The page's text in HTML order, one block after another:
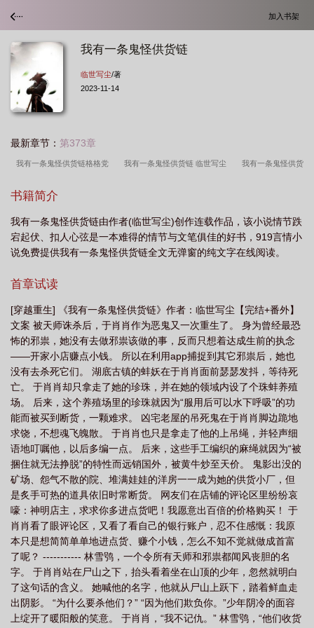
加入书架
我有一条鬼怪供货链
临世写尘/著
2023-11-14
最新章节： 第373章
我有一条鬼怪供货链格格党 我有一条鬼怪供货链 临世写尘 我有一条鬼怪供货
接 我有一条鬼怪供货链在线阅读
怪供货链同类型 我有一个鬼主意 我有一条鬼怪供货链百度 我有一条鬼怪供
货链TXT 我有一条鬼怪供货链25 我有一条猛鬼街 我有一条鬼怪供货链txt
书籍简介
我有一条鬼怪供货链由作者(临世写尘)创作连载作品，该小说情节跌
宕起伏、扣人心弦是一本难得的情节与文笔俱佳的好书，919言情小
说免费提供我有一条鬼怪供货链全文无弹窗的纯文字在线阅读。
首章试读
[穿越重生] 《我有一条鬼怪供货链》作者：临世写尘【完结+番外】
文案 被天师诛杀后，于肖肖作为恶鬼又一次重生了。 身为曾经最恐
怖的邪祟，她没有去做邪祟该做的事，反而只想着达成生前的执念
——开家小店赚点小钱。 所以在利用app捕捉到其它邪祟后，她也
没有去杀死它们。 湖底古镇的蚌妖在于肖肖面前瑟瑟发抖，等待死
亡。 于肖肖却只拿走了她的珍珠，并在她的领域内设了个珠蚌养殖
场。 后来，这个养殖场里的珍珠就因为“服用后可以水下呼吸”的功
能而被买到断货，一颗难求。 凶宅老屋的吊死鬼在于肖肖脚边跪地
求饶，不想魂飞魄散。 于肖肖也只是拿走了他的上吊绳，并轻声细
语地叮嘱他，以后多编一点。 后来，这些手工编织的麻绳就因为“被
捆住就无法挣脱”的特性而远销国外，被黄牛炒至天价。 鬼影出没的
矿场、怨气不散的院、堆满娃娃的洋房一一成为她的供货小厂，但
是炙手可热的道具依旧时常断货。 网友们在店铺的评论区里纷纷哀
嚎：神明店主，求求你多进点货吧！我愿意出百倍的价格购买！ 于
肖肖看了眼评论区，又看了看自己的银行账户，忍不住感慨：我原
本只是想简简单单地进点货、赚个小钱，怎么不知不觉就做成首富
了呢？ ----------- 林雪鸮，一个令所有天师和邪祟都闻风丧胆的名
字。 于肖肖站在尸山之下，抬头看着坐在山顶的少年，忽然就明白
了这句话的含义。 她喊他的名字，他就从尸山上跃下，踏着鲜血走
出阴影。 “为什么要杀他们？” “因为他们欺负你。”少年阴冷的面容
上绽开了暖阳般的笑意。 于肖肖，“我不记仇。” 林雪鸮，“他们收货